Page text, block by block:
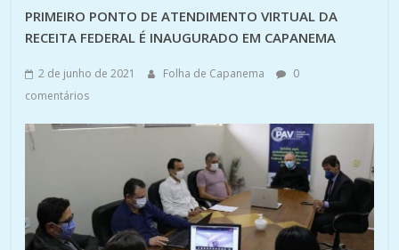
PRIMEIRO PONTO DE ATENDIMENTO VIRTUAL DA
RECEITA FEDERAL É INAUGURADO EM CAPANEMA
2 de junho de 2021 Folha de Capanema
0
comentários